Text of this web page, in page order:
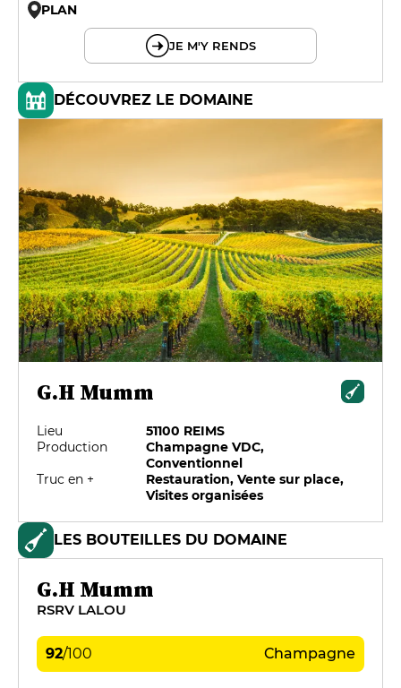
PLAN
JE M'Y RENDS
DÉCOUVREZ LE DOMAINE
G.H Mumm
Lieu
51100 REIMS
Production
Champagne VDC,
Conventionnel
Truc en +
Restauration, Vente sur place,
Visites organisées
LES BOUTEILLES DU DOMAINE
G.H Mumm
RSRV LALOU
92/100 Champagne